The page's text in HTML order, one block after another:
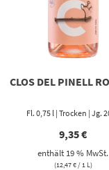
CLOS DEL PINELL
Fl. 0,75 l | Trocken | Jg.
9,35€
enthält 19 % MwSt.
(12,47€/ 1 L)